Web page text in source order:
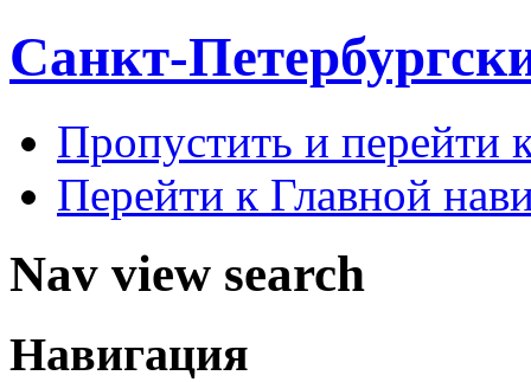
Санкт-
Пропустить и перейти
Перейти к Главной
Nav view search
Навигация